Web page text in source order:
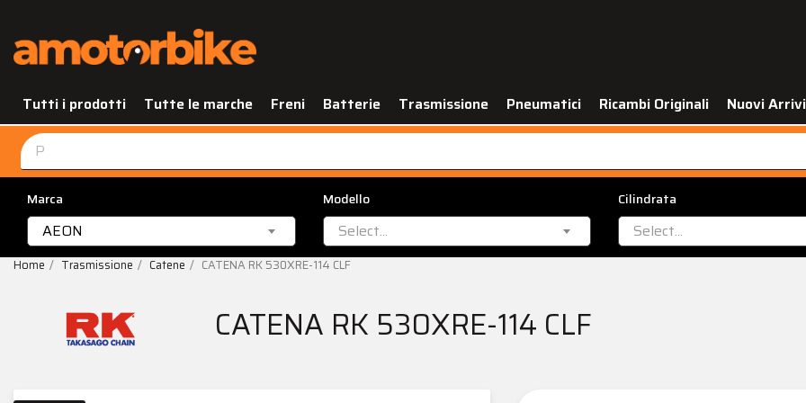
Tutti i prodotti Tutte le marche Freni Batterie Trasmissione Pneumatici Ricambi Originali Nuovi Arrivi
Marca
AEON
Modello
Select...
Cilindrata
Select...
Home Trasmissione Catene CATENA RK 530XRE-114 CLF
CATENA RK 530XRE-114 CLF